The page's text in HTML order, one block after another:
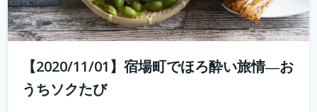
【2020/11/01】宿場町でほろ酔い旅情―お
うちソクたび